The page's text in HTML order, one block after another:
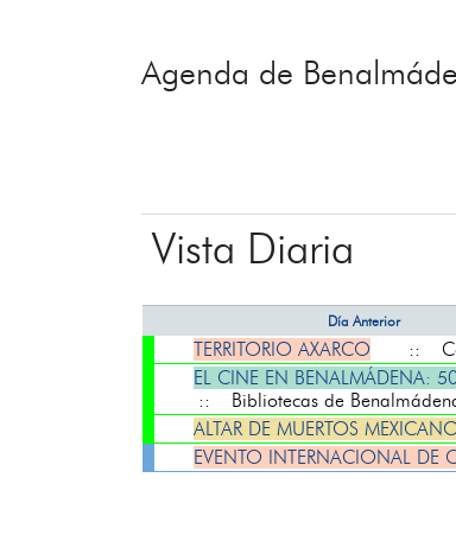
Agenda de
Vista Diaria
Día Anterior
TERRITORIO AXARCO
::
EL CINE EN BENALMÁDENA:
:: Bibliotecas de
ALTAR DE MUERTOS
EVENTO INTERNACIONAL DE